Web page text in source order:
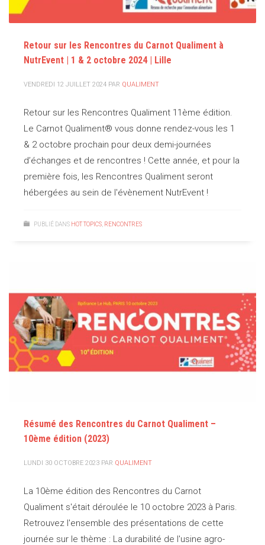
Retour sur les Rencontres du Carnot Qualiment à
NutrEvent | 1 & 2 octobre 2024 | Lille
VENDREDI 12 JUILLET 2024 PAR QUALIMENT
Retour sur les Rencontres Qualiment 11ème édition.
Le Carnot Qualiment® vous donne rendez-vous les 1
& 2 octobre prochain pour deux demi-journées
d’échanges et de rencontres ! Cette année, et pour la
première fois, les Rencontres Qualiment seront
hébergées au sein de l'évènement NutrEvent !
PUBLIÉ DANS HOT TOPICS RENCONTRES
Résumé des Rencontres du Carnot Qualiment –
10ème édition (2023)
LUNDI 30 OCTOBRE 2023 PAR QUALIMENT
La 10ème édition des Rencontres du Carnot
Qualiment s'était déroulée le 10 octobre 2023 à Paris.
Retrouvez l'ensemble des présentations de cette
journée sur le thème : La durabilité de l'usine agro-